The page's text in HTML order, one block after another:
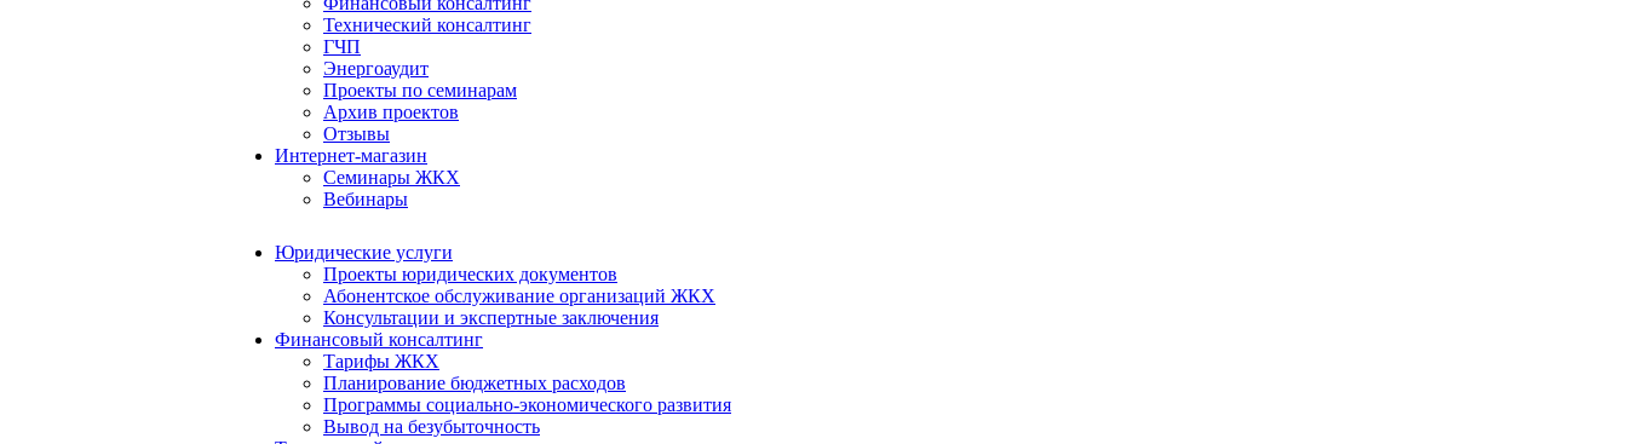
Технический консалтинг
ГЧП
Энергоаудит
Проекты по семинарам
Архив проектов
Отзывы
Интернет-магазин
Семинары ЖКХ
Вебинары
Юридические услуги
Проекты юридических документов
Абонентское обслуживание организаций ЖКХ
Консультации и экспертные заключения
Финансовый консалтинг
Тарифы ЖКХ
Планирование бюджетных расходов
Программы социально-экономического развития
Вывод на безубыточность